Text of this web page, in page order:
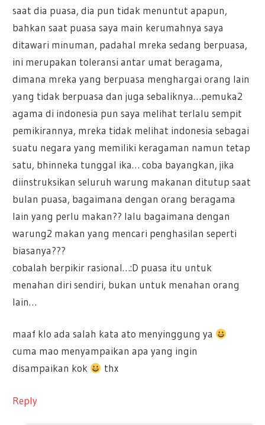
saat dia puasa, dia pun tidak menuntut apapun,
bahkan saat puasa saya main kerumahnya saya
ditawari minuman, padahal mreka sedang berpuasa,
ini merupakan toleransi antar umat beragama,
dimana mreka yang berpuasa menghargai orang lain
yang tidak berpuasa dan juga sebaliknya…pemuka2
agama di indonesia pun saya melihat terlalu sempit
pemikirannya, mreka tidak melihat indonesia sebagai
suatu negara yang memiliki keragaman namun tetap
satu, bhinneka tunggal ika… coba bayangkan, jika
diinstruksikan seluruh warung makanan ditutup saat
bulan puasa, bagaimana dengan orang beragama
lain yang perlu makan?? lalu bagaimana dengan
warung2 makan yang mencari penghasilan seperti
biasanya???
cobalah berpikir rasional…:D puasa itu untuk
menahan diri sendiri, bukan untuk menahan orang
lain…
maaf klo ada salah kata ato menyinggung ya
cuma mao menyampaikan apa yang ingin
disampaikan kok
thx
Reply